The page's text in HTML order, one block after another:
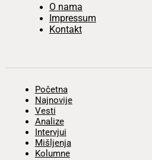
O nama
Impressum
Kontakt
Početna
Najnovije
Vesti
Analize
Intervjui
Mišljenja
Kolumne